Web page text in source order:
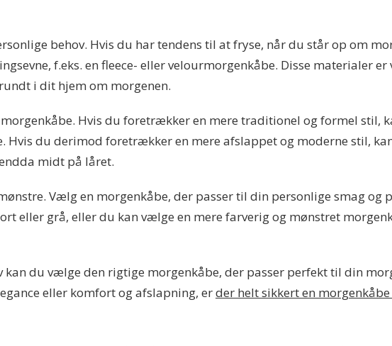
behov. Hvis du har tendens til at fryse, når du står op om
f.eks. en fleece- eller velourmorgenkåbe. Disse materialer
i dit hjem om morgenen.
Hvis du foretrækker en mere traditionel og formel stil,
Hvis du derimod foretrækker en mere afslappet og moderne stil,
midt på låret.
Vælg en morgenkåbe, der passer til din personlige smag og
eller grå, eller du kan vælge en mere farverig og mønstret
du vælge den rigtige morgenkåbe, der passer perfekt til din
eller komfort og afslapning, erder helt sikkert en